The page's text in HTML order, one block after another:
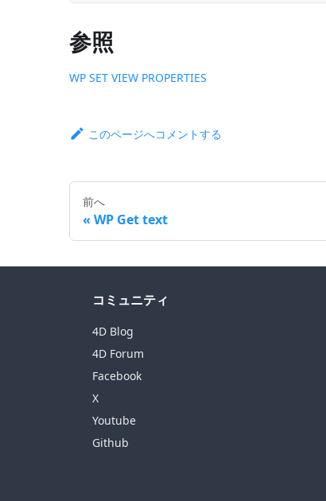
参照
WP SET VIEW PROPERTIES
このページへコメントする
前へ
WP Get text
コミュニティ
4D Blog
4D Forum
Facebook
X
Youtube
Github